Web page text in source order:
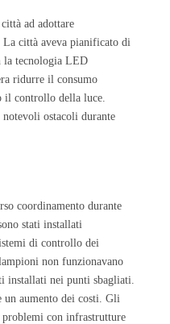
ad adottare
città aveva pianificato di
la tecnologia LED
ridurre il consumo
il controllo della luce.
ostacoli durante
coordinamento durante
stati installati
di controllo dei
non funzionavano
installati nei punti sbagliati.
un aumento dei costi. Gli
con infrastrutture